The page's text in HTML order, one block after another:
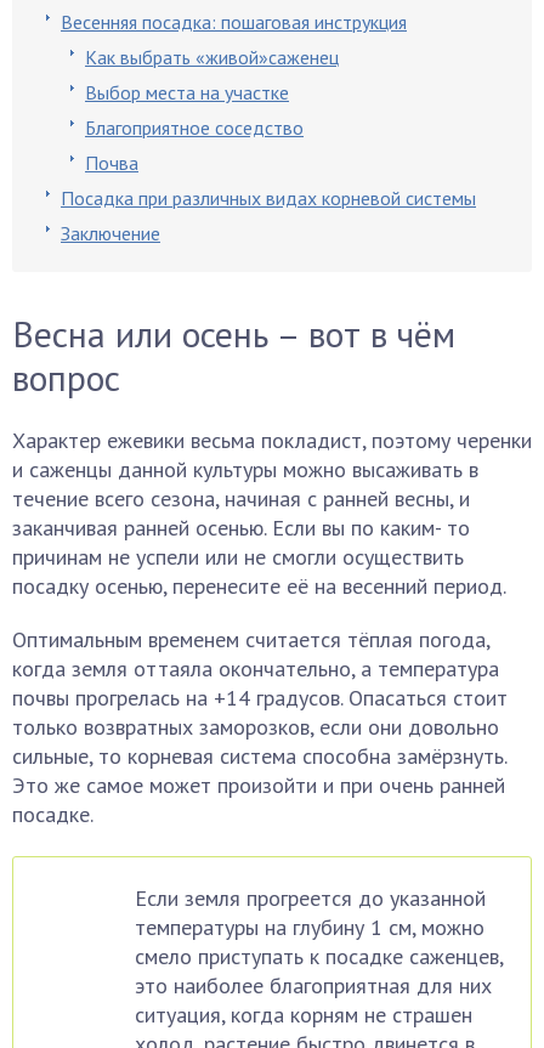
Весенняя посадка: пошаговая инструкция
Как выбрать «живой»саженец
Выбор места на участке
Благоприятное соседство
Почва
Посадка при различных видах корневой системы
Заключение
Весна или осень – вот в чём
вопрос
Характер ежевики весьма покладист, поэтому черенки
и саженцы данной культуры можно высаживать в
течение всего сезона, начиная с ранней весны, и
заканчивая ранней осенью. Если вы по каким- то
причинам не успели или не смогли осуществить
посадку осенью, перенесите её на весенний период.
Оптимальным временем считается тёплая погода,
когда земля оттаяла окончательно, а температура
почвы прогрелась на +14 градусов. Опасаться стоит
только возвратных заморозков, если они довольно
сильные, то корневая система способна замёрзнуть.
Это же самое может произойти и при очень ранней
посадке.
Если земля прогреется до указанной
температуры на глубину 1 см, можно
смело приступать к посадке саженцев,
это наиболее благоприятная для них
ситуация, когда корням не страшен